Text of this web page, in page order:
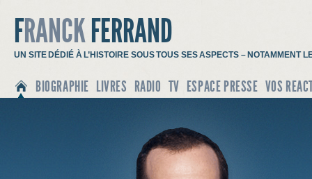
FRANCKFERRAND
UN SITE DÉDIÉ À L’HISTOIRE SOUS TOUS SES ASPECTS – NOTAMMENT
BIOGRAPHIE LIVRES RADIO TV ESPACE PRESSE VOS